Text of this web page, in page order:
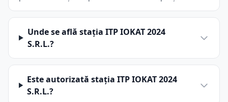
Unde se află stația ITP IOKAT 2024
S.R.L.?
Este autorizată stația ITP IOKAT 2024
S.R.L.?